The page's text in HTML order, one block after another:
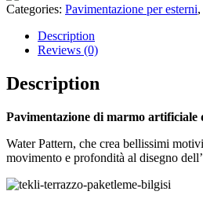
Categories: Pavimentazione per esterni,
Description
Reviews (0)
Description
Pavimentazione di marmo artificiale
Water Pattern, che crea bellissimi
movimento e profondità al disegno